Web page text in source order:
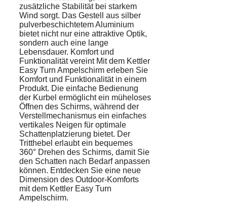
zusätzliche Stabilität bei starkem
Wind sorgt. Das Gestell aus silber
pulverbeschichtetem Aluminium
bietet nicht nur eine attraktive Optik,
sondern auch eine lange
Lebensdauer. Komfort und
Funktionalität vereint Mit dem Kettler
Easy Turn Ampelschirm erleben Sie
Komfort und Funktionalität in einem
Produkt. Die einfache Bedienung
der Kurbel ermöglicht ein müheloses
Öffnen des Schirms, während der
Verstellmechanismus ein einfaches
vertikales Neigen für optimale
Schattenplatzierung bietet. Der
Tritthebel erlaubt ein bequemes
360° Drehen des Schirms, damit Sie
den Schatten nach Bedarf anpassen
können. Entdecken Sie eine neue
Dimension des Outdoor-Komforts
mit dem Kettler Easy Turn
Ampelschirm.